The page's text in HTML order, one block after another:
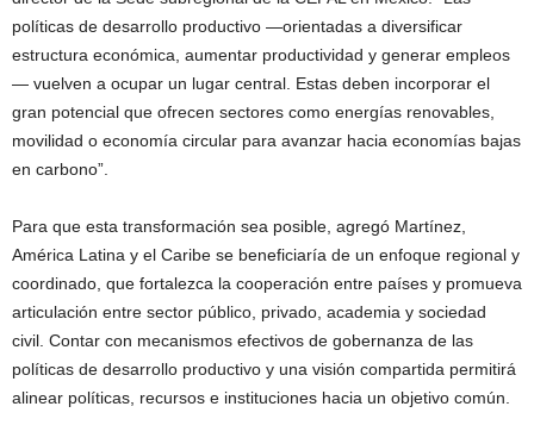
políticas de desarrollo productivo —orientadas a diversificar
estructura económica, aumentar productividad y generar empleos
— vuelven a ocupar un lugar central. Estas deben incorporar el
gran potencial que ofrecen sectores como energías renovables,
movilidad o economía circular para avanzar hacia economías bajas
en carbono”.
Para que esta transformación sea posible, agregó Martínez,
América Latina y el Caribe se beneficiaría de un enfoque regional y
coordinado, que fortalezca la cooperación entre países y promueva
articulación entre sector público, privado, academia y sociedad
civil. Contar con mecanismos efectivos de gobernanza de las
políticas de desarrollo productivo y una visión compartida permitirá
alinear políticas, recursos e instituciones hacia un objetivo común.